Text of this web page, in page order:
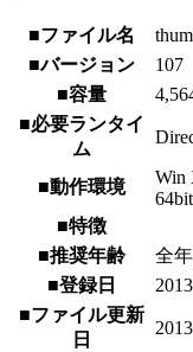
■ファイル名
■バージョン
107
■容量
■必要ランタイ
ム
■動作環境
Win
64bit
■特徴
■推奨年齢
全
■登録日
■ファイル更新
日